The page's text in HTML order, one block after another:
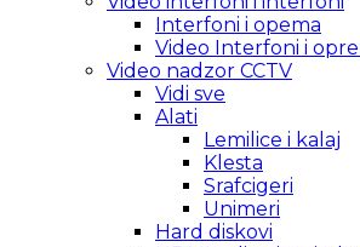
Interfoni i opema
Video Interfoni i
Video nadzor CCTV
Vidi sve
Alati
Lemilice i kalaj
Klesta
Srafcigeri
Unimeri
Hard diskovi